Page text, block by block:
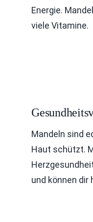
Energie.
viele Vitamine.
Mandeln sind
Haut schützt.
und können dir